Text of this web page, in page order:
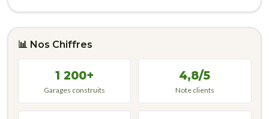
📊 Nos Chiffres
1 200+
Garages construits
4,8/5
Note clients